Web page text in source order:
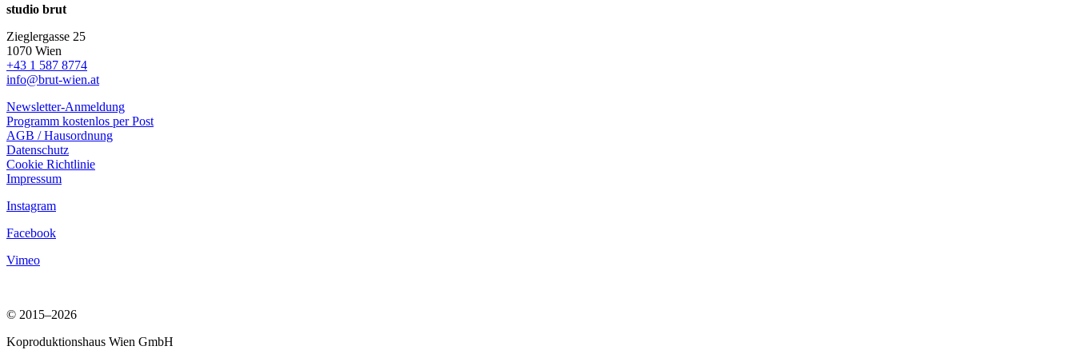
studio brut
Zieglergasse 25
1070 Wien
+43 1 587 8774
info@brut-wien.at
Newsletter-Anmeldung
Programm kostenlos per Post
AGB / Hausordnung
Datenschutz
Cookie Richtlinie
Impressum
Instagram
Facebook
Vimeo
© 2015–2026
Koproduktionshaus Wien GmbH